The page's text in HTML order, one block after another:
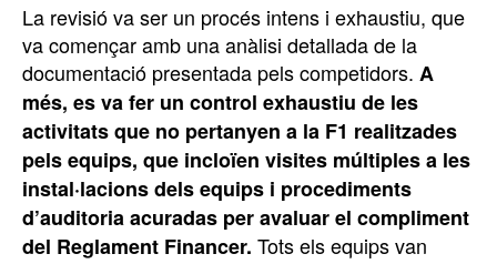
La revisió va ser un procés intens i exhaustiu, que
va començar amb una anàlisi detallada de la
documentació presentada pels competidors. A
més, es va fer un control exhaustiu de les
activitats que no pertanyen a la F1 realitzades
pels equips, que incloïen visites múltiples a les
instal·lacions dels equips i procediments
d’auditoria acuradas per avaluar el compliment
del Reglament Financer. Tots els equips van